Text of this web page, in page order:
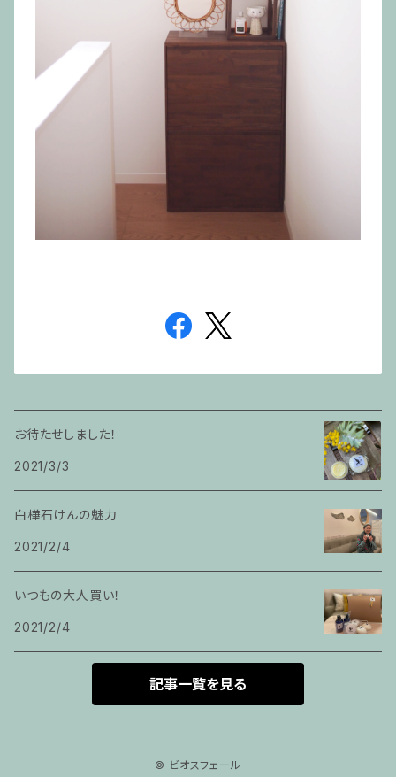
お待たせしました！
2021/3/3
白樺石けんの魅力
2021/2/4
いつもの大人買い！
2021/2/4
記事一覧を見る
© ビオスフェール